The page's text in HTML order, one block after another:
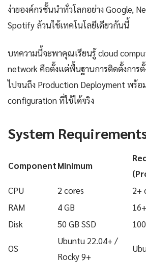
ง่ายองค์กรชั้นนำทั่วโลกอย่าง Google,
Spotify ล้วนใช้เทคโนโลยีเดียวกันนี้
บทความนี้จะพาคุณเรียนรู้ cloud
network คือตั้งแต่พื้นฐานการติดตั้งการตั้
ไปจนถึง Production Deployment พร้อ
configuration ที่ใช้ได้จริง
System
ComponentMinimum
CPU
2 cores
2+
RAM
4 GB
Disk
50 GB SSD
OS
Ubuntu 22.04+ /
Rocky 9+